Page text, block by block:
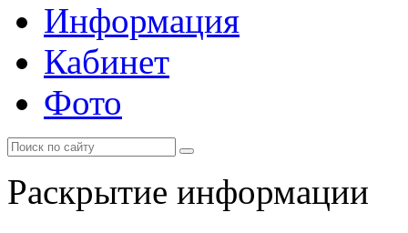
Информация
Кабинет
Фото
Раскрытие информации